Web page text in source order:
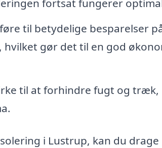
fortsat fungerer
til betydelige besparelser
gør det til en god
til at forhindre fugt og træk,
i Lustrup, kan du drage